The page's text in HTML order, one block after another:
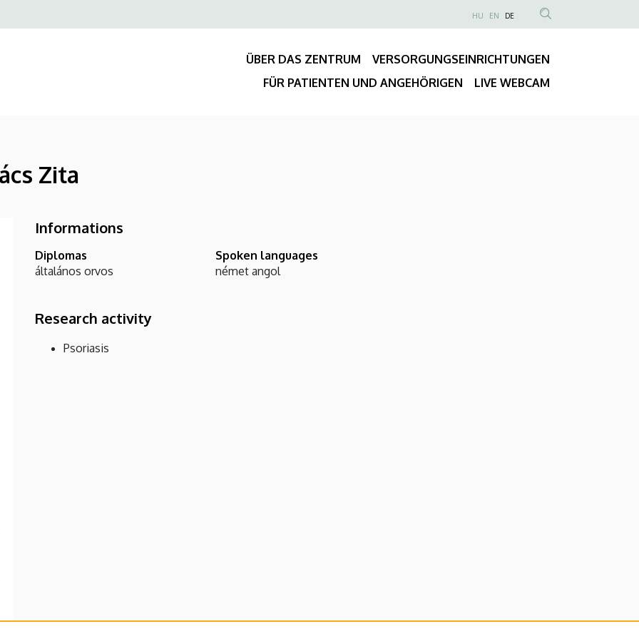
Felső
Anonim
fiók
menüje
NYELVVÁLASZTÓ
HU EN DE
TARTALOM
KERESÉSE
ÜBER DAS ZENTRUM
VERSORGUNGSEINRICHTUNGEN
FÜR PATIENTEN UND ANGEHÖRIGEN
LIVE WEBCAM
Zita
Informations
Diplomas
általános orvos
Spoken languages
német angol
Research activity
Psoriasis